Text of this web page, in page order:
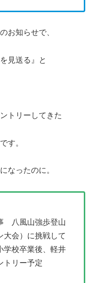
お知らせで、
⾒送る』と
トリーしてきた
す。
なったのに。
八風山強歩登山
大会）に挑戦して
学校卒業後、軽井
トリー予定